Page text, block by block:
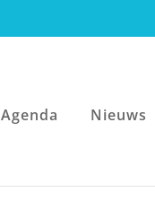
Agenda Nieuws